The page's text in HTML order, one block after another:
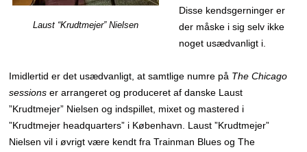
Laust “Krudtmejer” Nielsen
Disse kendsgerninger er
der måske i sig selv ikke
noget usædvanligt i.
Imidlertid er det usædvanligt, at samtlige numre på The Chicago
sessions er arrangeret og produceret af danske Laust
”Krudtmejer” Nielsen og indspillet, mixet og mastered i
”Krudtmejer headquarters” i København. Laust ”Krudtmejer”
Nielsen vil i øvrigt være kendt fra Trainman Blues og The